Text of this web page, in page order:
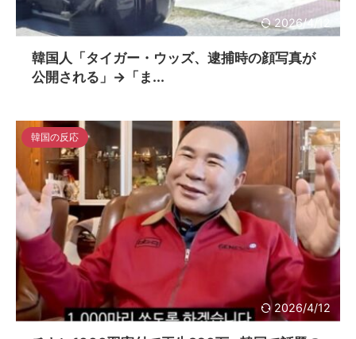
2026/4/12
韓国人「タイガー・ウッズ、逮捕時の顔写真が
公開される」→「ま...
2026/4/12
韓国の反応